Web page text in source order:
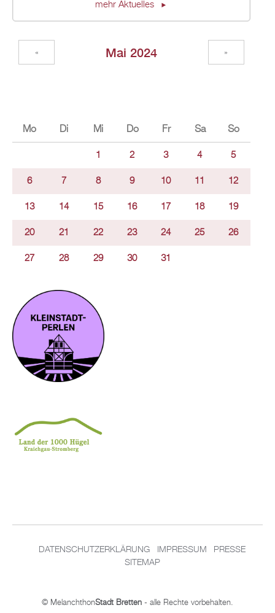
mehr Aktuelles
Mai 2024
« »
Mo Di Mi Do Fr Sa So
1 2 3 4 5
6 7 8 9 10 11 12
13 14 15 16 17 18 19
20 21 22 23 24 25 26
27 28 29 30 31
DATENSCHUTZERKLÄRUNG IMPRESSUM
PRESSE
SITEMAP
© MelanchthonStadt Bretten - alle Rechte vorbehalten.